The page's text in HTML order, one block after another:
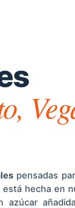
pensadas
hecha en
azúcar